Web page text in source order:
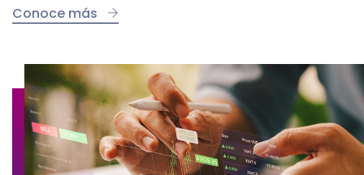
Conoce más